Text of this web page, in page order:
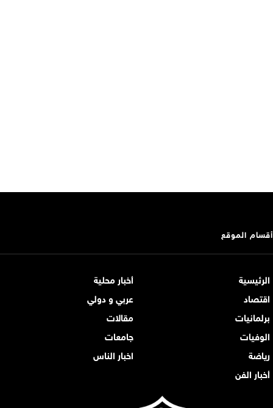
أقسام الموقع
الرئيسية
أخبار محلية
اقتصاد
عربي و دولي
برلمانيات
مقالات
الوفيات
جامعات
رياضة
اخبار الناس
أخبار الفن